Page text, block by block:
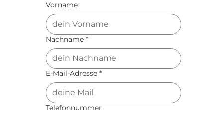
Vorname
Nachname *
E-Mail-Adresse *
Telefonnummer